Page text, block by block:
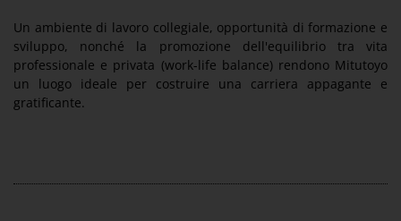
Un ambiente di lavoro collegiale, opportunità di formazione e
sviluppo, nonché la promozione dell'equilibrio tra vita
professionale e privata (work-life balance) rendono Mitutoyo
un luogo ideale per costruire una carriera appagante e
gratificante.